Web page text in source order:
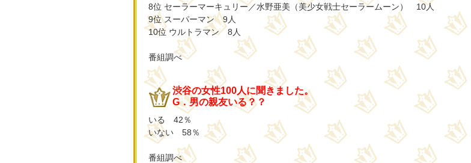
8位 セーラーマーキュリー／水野亜美（美少女戦士セーラームーン） 10人
9位 スーパーマン 9人
10位 ウルトラマン 8人
番組調べ
渋谷の女性100人に聞きました。
G．男の親友いる？？
いる 42％
いない 58％
番組調べ